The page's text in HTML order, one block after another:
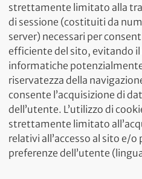
strettamente limitato alla
di sessione (costituiti da
server) necessari per
efficiente del sito, evitando
informatiche
riservatezza della
consente l’acquisizione di
dell’utente. L’utilizzo di
strettamente limitato
relativi all’accesso al sito e/o
preferenze dell’utente